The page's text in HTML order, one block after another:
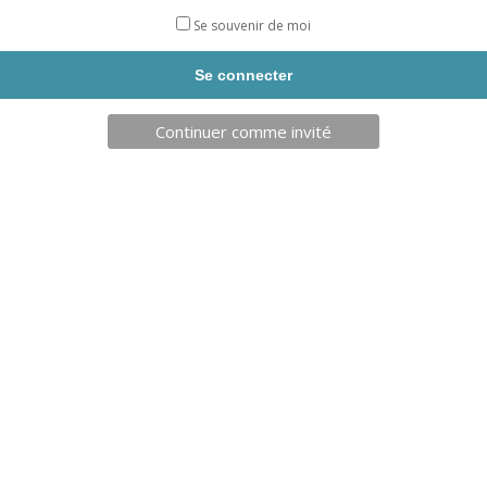
BONNETS SILICONE SARNEIGE
NATATION
LUNETTE ADULTE VANISH
SARNEIGE NATATION
Se souvenir de moi
Continuer comme invité